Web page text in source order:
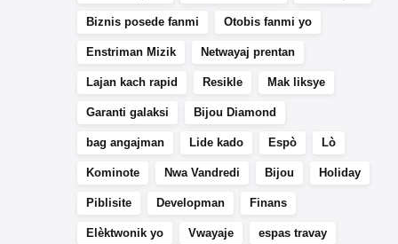
Biznis posede fanmi Otobis fanmi yo
Enstriman Mizik Netwayaj prentan
Lajan kach rapid Resikle Mak liksye
Garanti galaksi Bijou Diamond
bag angajman Lide kado Espò Lò
Kominote Nwa Vandredi Bijou Holiday
Piblisite Developman Finans
Elèktwonik yo Vwayaje espas travay